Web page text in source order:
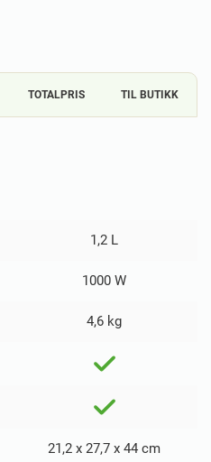
TOTALPRIS TIL BUTIKK
1,2 L
1000 W
4,6 kg
21,2 x 27,7 x 44 cm